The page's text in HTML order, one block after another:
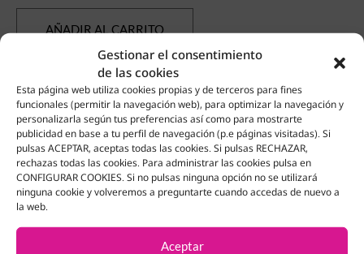
Gestionar el consentimiento
de las cookies
Esta página web utiliza cookies propias y de terceros para fines
funcionales (permitir la navegación web), para optimizar la navegación y
personalizarla según tus preferencias así como para mostrarte
publicidad en base a tu perfil de navegación (p.e páginas visitadas). Si
pulsas ACEPTAR, aceptas todas las cookies. Si pulsas RECHAZAR,
rechazas todas las cookies. Para administrar las cookies pulsa en
CONFIGURAR COOKIES. Si no pulsas ninguna opción no se utilizará
ninguna cookie y volveremos a preguntarte cuando accedas de nuevo a
la web.
Aceptar
AÑADIR AL CARRITO
Añadir a favoritos
Productos Relacionados